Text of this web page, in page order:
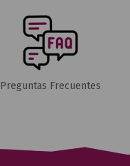
Preguntas Frecuentes